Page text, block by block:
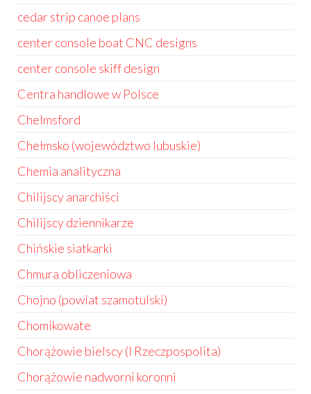
cedar strip canoe plans
center console boat CNC designs
center console skiff design
Centra handlowe w Polsce
Chelmsford
Chełmsko (województwo lubuskie)
Chemia analityczna
Chilijscy anarchiści
Chilijscy dziennikarze
Chińskie siatkarki
Chmura obliczeniowa
Chojno (powiat szamotulski)
Chomikowate
Chorążowie bielscy (I Rzeczpospolita)
Chorążowie nadworni koronni